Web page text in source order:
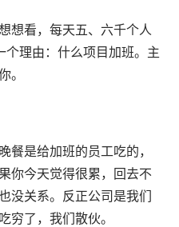
想看，每天五、六千个人
个理由：什么项目加班。主
。
餐是给加班的员工吃的，
你今天觉得很累，回去不
没关系。反正公司是我们
穷了，我们散伙。